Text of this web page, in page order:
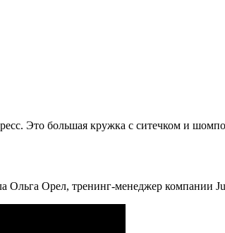
Это большая кружка с ситечком и
Ольга Орел, тренинг-менеджер